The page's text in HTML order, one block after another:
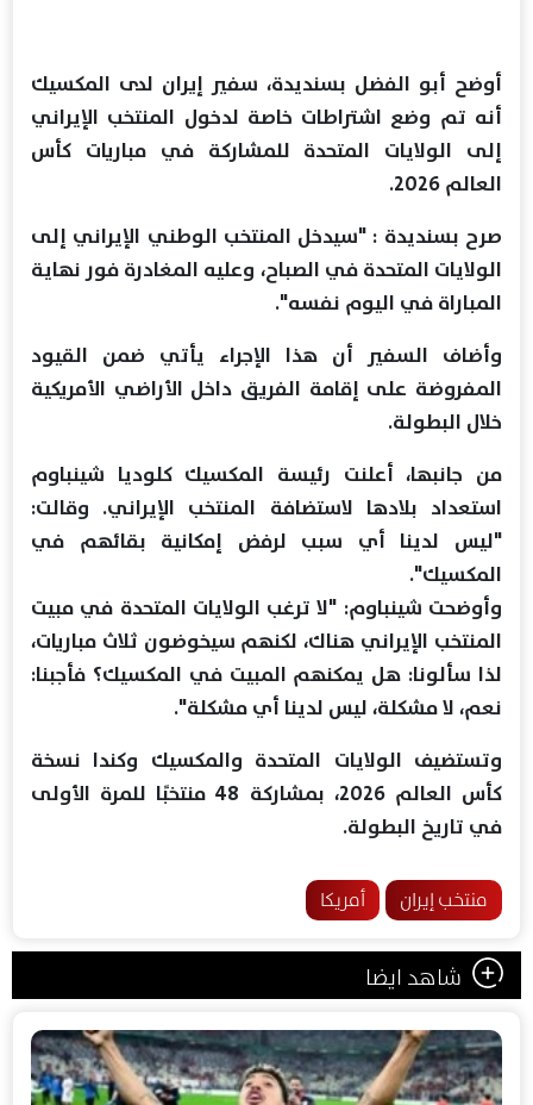
أوضح أبو الفضل بسنديدة، سفير إيران لدى المكسيك
أنه تم وضع اشتراطات خاصة لدخول المنتخب الإيراني
إلى الولايات المتحدة للمشاركة في مباريات كأس
العالم 2026.
صرح بسنديدة : "سيدخل المنتخب الوطني الإيراني إلى
الولايات المتحدة في الصباح، وعليه المغادرة فور نهاية
المباراة في اليوم نفسه".
وأضاف السفير أن هذا الإجراء يأتي ضمن القيود
المفروضة على إقامة الفريق داخل الأراضي الأمريكية
خلال البطولة.
من جانبها، أعلنت رئيسة المكسيك كلوديا شينباوم
استعداد بلادها لاستضافة المنتخب الإيراني. وقالت:
"ليس لدينا أي سبب لرفض إمكانية بقائهم في
المكسيك".
وأوضحت شينباوم: "لا ترغب الولايات المتحدة في مبيت
المنتخب الإيراني هناك، لكنهم سيخوضون ثلاث مباريات،
لذا سألونا: هل يمكنهم المبيت في المكسيك؟ فأجبنا:
نعم، لا مشكلة، ليس لدينا أي مشكلة".
وتستضيف الولايات المتحدة والمكسيك وكندا نسخة
كأس العالم 2026، بمشاركة 48 منتخبًا للمرة الأولى
في تاريخ البطولة.
منتخب إيران أمريكا
شاهد ايضا